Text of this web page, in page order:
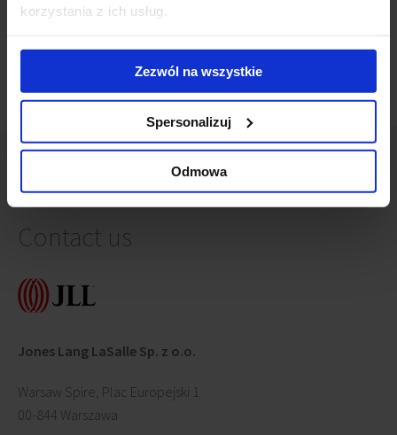
korzystania z ich usług.
Zezwól na wszystkie
Spersonalizuj
Odmowa
Sobieski Tower closer to completion
Contact us
Jones Lang LaSalle Sp. z o.o.
Warsaw Spire, Plac Europejski 1
00-844 Warszawa